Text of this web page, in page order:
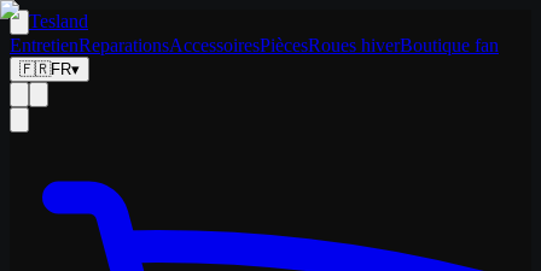
Tesland
EntretienReparationsAccessoiresPiècesRoues hiverBoutique fan
🇫🇷FR▾